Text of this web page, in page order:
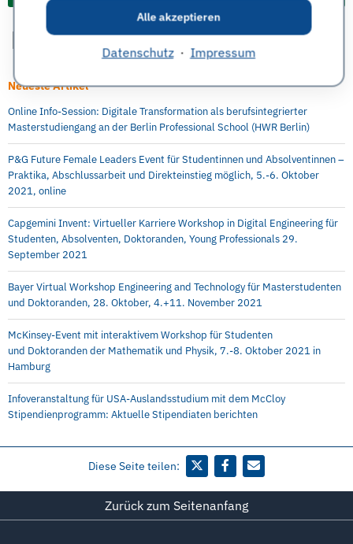
Alle akzeptieren
Datenschutz· Impressum
Neueste Artikel
Online Info-Session: Digitale Transformation als berufsintegrierter
Masterstudiengang an der Berlin Professional School (HWR Berlin)
P&G Future Female Leaders Event für Studentinnen und Absolventinnen –
Praktika, Abschlussarbeit und Direkteinstieg möglich, 5.-6. Oktober
2021, online
Capgemini Invent: Virtueller Karriere Workshop in Digital Engineering für
Studenten, Absolventen, Doktoranden, Young Professionals 29.
September 2021
Bayer Virtual Workshop Engineering and Technology für Masterstudenten
und Doktoranden, 28. Oktober, 4.+11. November 2021
McKinsey-Event mit interaktivem Workshop für Studenten
und Doktoranden der Mathematik und Physik, 7.-8. Oktober 2021 in
Hamburg
Infoveranstaltung für USA-Auslandsstudium mit dem McCloy
Stipendienprogramm: Aktuelle Stipendiaten berichten
Diese Seite teilen:
Zurück zum Seitenanfang